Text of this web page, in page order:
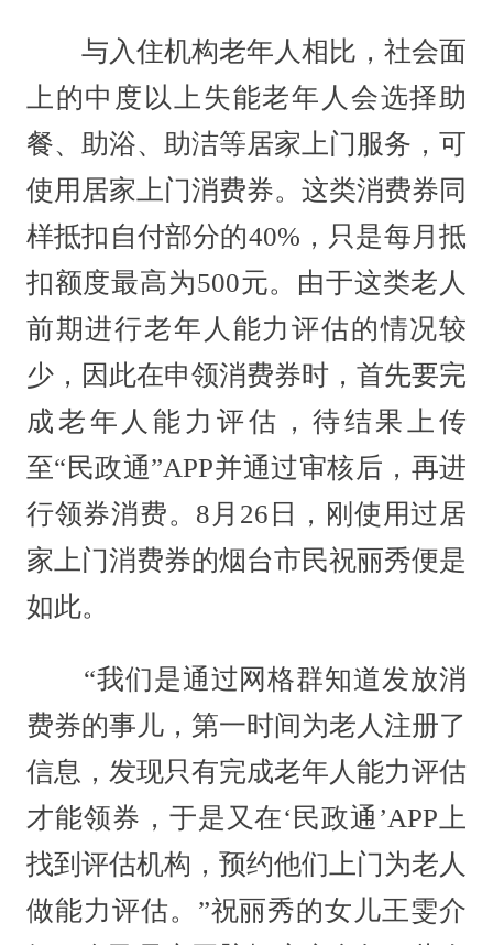
与入住机构老年人相比，社会面
上的中度以上失能老年人会选择助
餐、助浴、助洁等居家上门服务，可
使用居家上门消费券。这类消费券同
样抵扣自付部分的40%，只是每月抵
扣额度最高为500元。由于这类老人
前期进行老年人能力评估的情况较
少，因此在申领消费券时，首先要完
成老年人能力评估，待结果上传
至“民政通”APP并通过审核后，再进
行领券消费。8月26日，刚使用过居
家上门消费券的烟台市民祝丽秀便是
如此。
“我们是通过网格群知道发放消
费券的事儿，第一时间为老人注册了
信息，发现只有完成老年人能力评估
才能领券，于是又在‘民政通’APP上
找到评估机构，预约他们上门为老人
做能力评估。”祝丽秀的女儿王雯介